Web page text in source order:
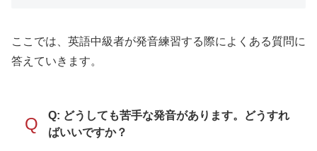
ここでは、英語中級者が発音練習する際によくある質問に
答えていきます。
Q
Q: どうしても苦手な発音があります。どうすれ
ばいいですか？